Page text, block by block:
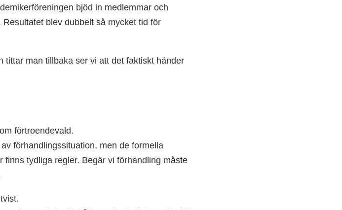
bjöd in medlemmar och
blev dubbelt så mycket tid för
tittar man tillbaka ser vi att det faktiskt händer
förtroendevald.
förhandlingssituation, men de formella
tydliga regler. Begär vi förhandling måste